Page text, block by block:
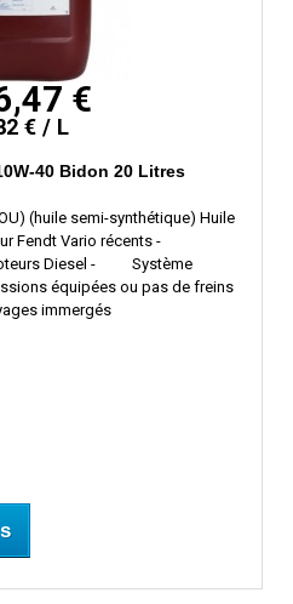
€
€ / L
40 Bidon 20 Litres
(huile semi-synthétique) Huile
Fendt Vario récents -
Diesel - Système
équipées ou pas de freins
immergés